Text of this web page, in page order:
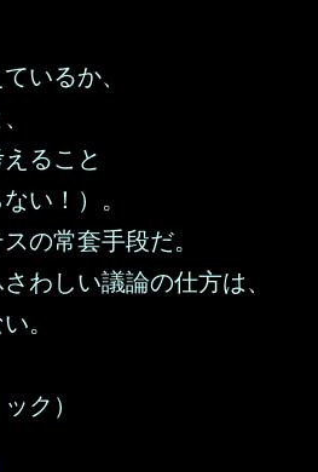
いるか、
ること
い！）。
の常套手段だ。
わしい議論の仕方は、
。
ク）